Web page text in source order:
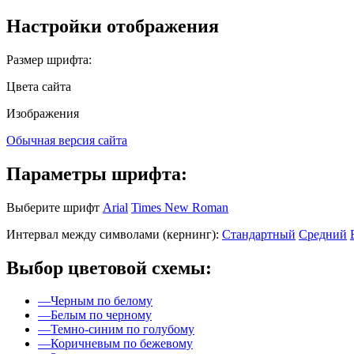
Настройки отображения
Размер шрифта:
Цвета сайта
Изображения
Обычная версия сайта
Параметры шрифта:
Выберите шрифт Arial Times New Roman
Интервал между символами (кернинг): Стандартный Средний
Выбор цветовой схемы:
—Черным по белому
—Белым по черному
—Темно-синим по голубому
—Коричневым по бежевому